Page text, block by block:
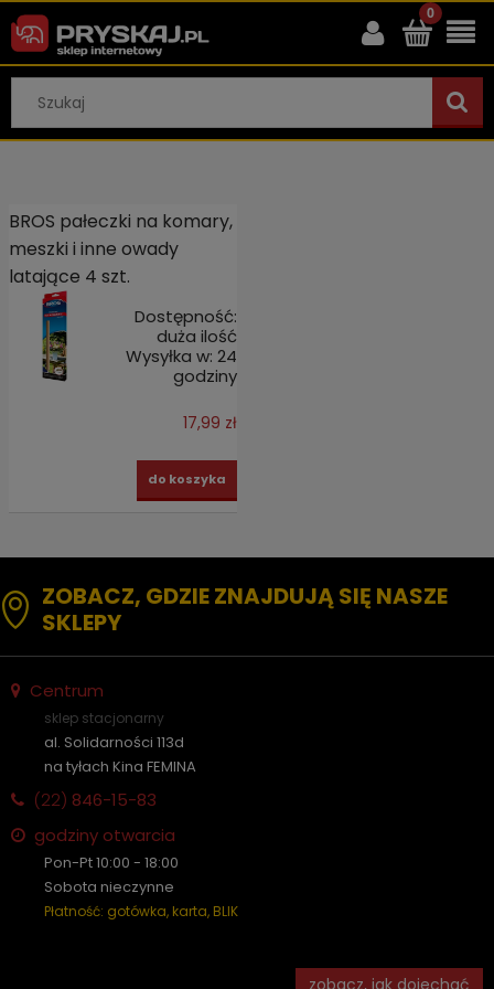
BROS pałeczki na komary,
meszki i inne owady
latające 4 szt.
Dostępność:
duża ilość
Wysyłka w: 24
godziny
17,99 zł
do koszyka
ZOBACZ, GDZIE ZNAJDUJĄ SIĘ NASZE
SKLEPY
Centrum
sklep stacjonarny
al. Solidarności 113d
na tyłach Kina FEMINA
(22) 846-15-83
godziny otwarcia
Pon-Pt 10:00 - 18:00
Sobota nieczynne
Płatność: gotówka, karta, BLIK
zobacz, jak dojechać